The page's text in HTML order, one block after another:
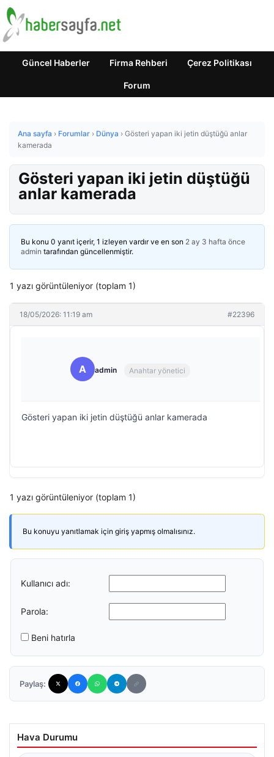
Güncel Haberler Firma Rehberi Çerez Politikası
Forum
Ana sayfa › Forumlar › Dünya › Gösteri yapan iki jetin düştüğü anlar
kamerada
Gösteri yapan iki jetin düştüğü
anlar kamerada
Bu konu 0 yanıt içerir, 1 izleyen vardır ve en son 2 ay 3 hafta önce
admin tarafından güncellenmiştir.
1 yazı görüntüleniyor (toplam 1)
18/05/2026: 11:19 am #22396
A admin Anahtar yönetici
Gösteri yapan iki jetin düştüğü anlar kamerada
1 yazı görüntüleniyor (toplam 1)
Bu konuyu yanıtlamak için giriş yapmış olmalısınız.
Kullanıcı adı:
Parola:
Beni hatırla
Paylaş:
Hava Durumu